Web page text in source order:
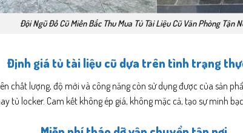
Đội Ngũ Đồ Cũ Miền Bắc Thu Mua Tủ Tài Liệu Cũ Văn Phòng Tận
Định giá tủ tài liệu cũ dựa trên tình trạng
chất lượng, độ mới và công năng còn sử dụng được của sản
tủ locker. Cam kết không ép giá, không mặc cả, tạo sự minh